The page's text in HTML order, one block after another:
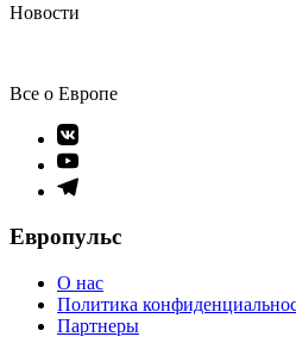
Новости
Все о Европе
Элемент
меню
Элемент
меню
Элемент
Европульс
О нас
Политика
Партнеры